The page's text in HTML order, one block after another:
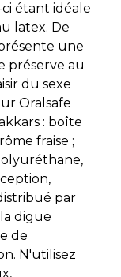
étant idéale
latex. De
une
préserve au
du sexe
Oralsafe
: boîte
fraise ;
par
digue
de
N'utilisez